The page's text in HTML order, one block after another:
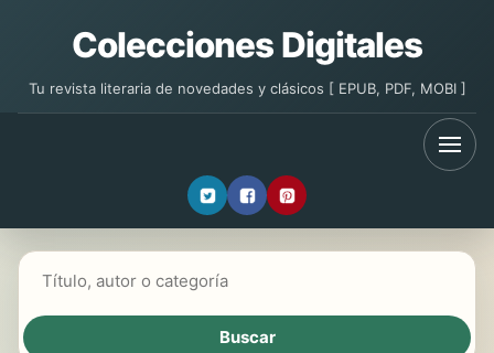
Colecciones Digitales
Tu revista literaria de novedades y clásicos [ EPUB, PDF, MOBI ]